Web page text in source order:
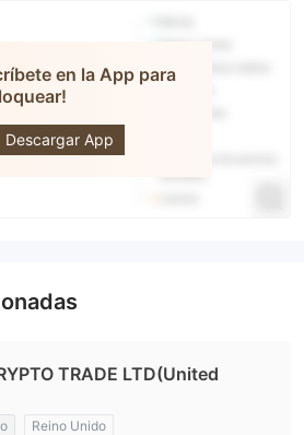
en la App para
Descargar App
TRADE LTD(United
Reino Unido